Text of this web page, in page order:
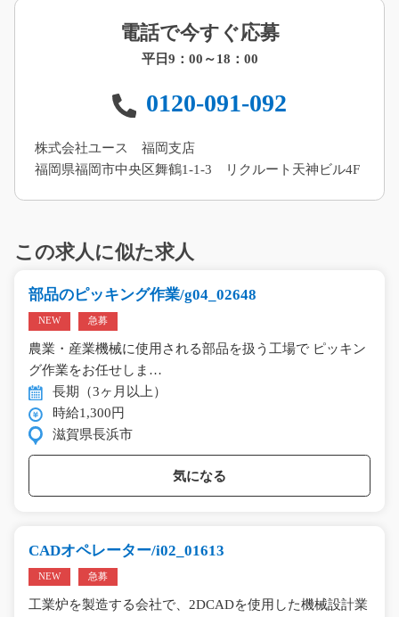
電話で今すぐ応募
平日9：00～18：00
0120-091-092
株式会社ユース 福岡支店
福岡県福岡市中央区舞鶴1-1-3 リクルート天神ビル4F
この求人に似た求人
部品のピッキング作業/g04_02648
NEW 急募
農業・産業機械に使用される部品を扱う工場で ピッキン
グ作業をお任せしま…
長期（3ヶ月以上）
時給1,300円
滋賀県長浜市
気になる
CADオペレーター/i02_01613
NEW 急募
工業炉を製造する会社で、2DCADを使用した機械設計業